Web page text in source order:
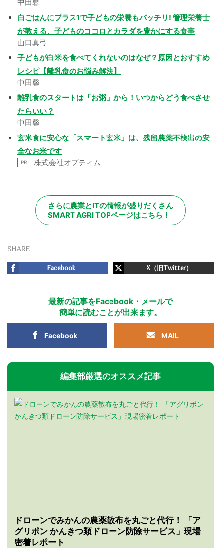
中田馨
白ごはんにプラス1で子どもの栄養もバッチリ! 管理栄養士
が教える、子どものココロとカラダを豊かにする食事
山口真弓
子どもが白米を食べてくれないのはなぜ？原因とおすすめ
レシピ【離乳食のお悩み解決】
中田馨
離乳食のスタートは「お粥」から！いつからどう食べさせ
たらいい？
中田馨
玄米食に安心な「スマート玄米」は、残留農薬不検出の安
全なお米です
PR 株式会社オプティム
さらに農業とITの情報が盛りだくさん
SMART AGRI TOPページはこちら！
SHARE
Facebook X（旧Twitter）
最新の記事をFacebook・メールで
簡単に読むことが出来ます。
Facebook MAIL
編集部厳選のオススメ記事
ドローンでみかんの農薬散布を丸ごと代行！ 「ア
グリポン かんきつ類ドローン防除サービス」現場
密着レポート